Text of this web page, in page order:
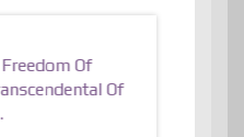
Of
Of